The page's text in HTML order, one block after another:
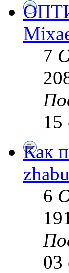
7
15
Как
6
03